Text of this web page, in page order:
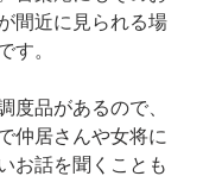
間近に見られる場
す。
度品があるので、
仲居さんや女将に
お話を聞くことも